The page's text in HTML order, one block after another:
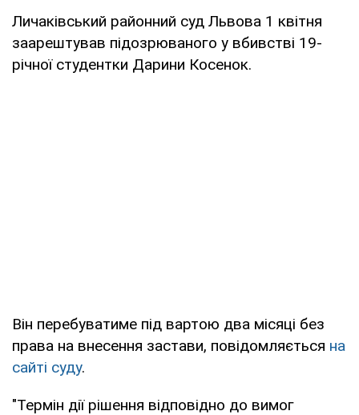
Личаківський районний суд Львова 1 квітня
заарештував підозрюваного у вбивстві 19-
річної студентки Дарини Косенок.
Він перебуватиме під вартою два місяці без
права на внесення застави, повідомляється на
сайті суду.
"Термін дії рішення відповідно до вимог